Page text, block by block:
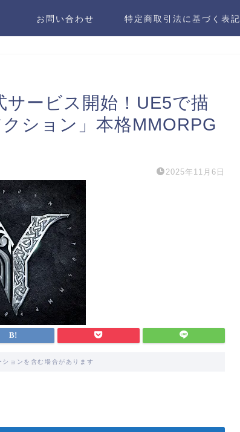
お問い合わせ 特定商取引法に基づく表記
サービス開始！UE5で描
ション」本格MMORPG
2025年11月6日
ョンを含む場合があります